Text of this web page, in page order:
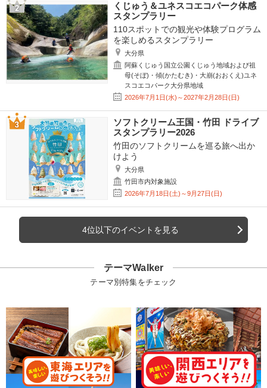
くじゅう＆ユネスコエコパーク体感
スタンプラリー
110スポットでの観光や体験プログラム
を楽しめるスタンプラリー
大分県
阿蘇くじゅう国立公園くじゅう地域および祖
母(そぼ)・傾(かたむき)・大崩(おおくえ)ユネ
スコエコパーク大分県地域
2026年7月1日(水)～2027年2月28日(日)
ソフトクリーム王国・竹田 ドライブ
スタンプラリー2026
竹田のソフトクリームを巡る旅へ出か
けよう
大分県
竹田市内対象施設
2026年7月18日(土)～9月27日(日)
4位以下のイベントを見る
テーマWalker
テーマ別特集をチェック